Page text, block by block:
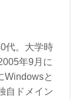
代。大学時
年9月に
Windowsと
自ドメイン